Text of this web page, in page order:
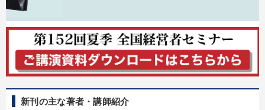
新刊の主な著者・講師紹介